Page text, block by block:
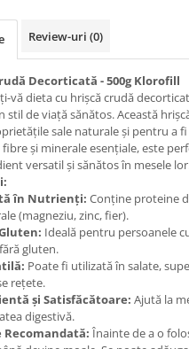
Review-uri (0)
Decorticată - 500g Klorofill
vă dieta cu hrișcă crudă
stil de viață sănătos. Această
sale naturale și pentru a
și minerale esențiale, este
versatil și sănătos în mesele
în Nutrienți: Conține proteine
(magneziu, zinc, fier).
Ideală pentru persoanele
gluten.
Poate fi utilizată în salate,
rețete.
și Satisfăcătoare: Ajută la
digestivă.
Recomandată: Înainte de a o